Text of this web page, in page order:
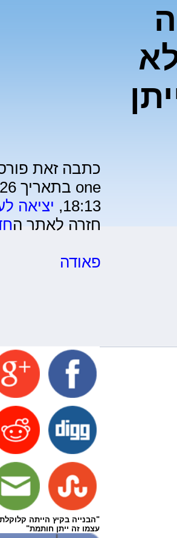
כתבה זאת
18:13, יציאה
חזרה לאתר ה
פאודה
"הבנייה בקיץ הייתה
עצמו זה ייתן חותמת"